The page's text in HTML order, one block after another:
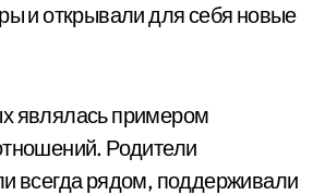
и открывали для себя новые
являлась примером
Родители
всегда рядом, поддерживали